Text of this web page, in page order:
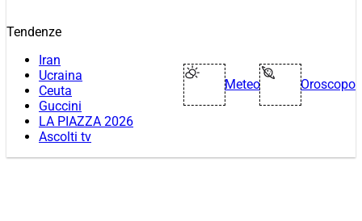
Tendenze
Iran
Ucraina
Ceuta
Guccini
LA PIAZZA 2026
Ascolti tv
Meteo Oroscopo